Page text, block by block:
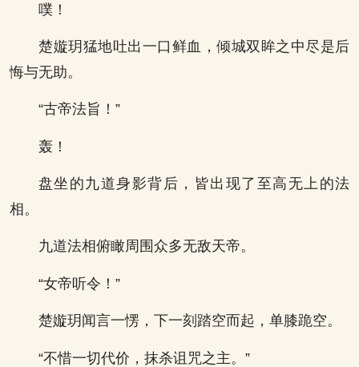
噗！
楚嫙玥猛地吐出一口鲜血，倾城双眸之中尽是后
悔与无助。
“古帝法旨！”
轰！
盘坐的九道身影背后，皆出现了至高无上的法
相。
九道法相俯瞰周围众多无敌天帝。
“女帝听令！”
楚嫙玥闻言一愣，下一刻踏空而起，单膝跪空。
“不惜一切代价，抹杀诅咒之主。”